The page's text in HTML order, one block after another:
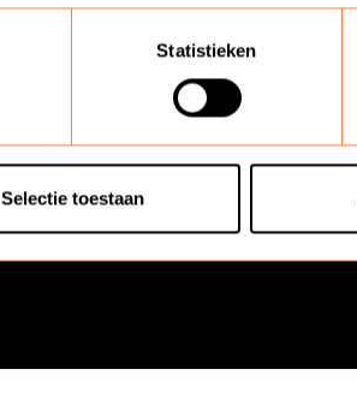
Statistieken
Selectie toestaan
Diensten
Analyse & advies
Implementatie van
klantcontact